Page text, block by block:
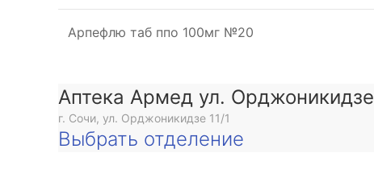
Арпефлю таб ппо 100мг №20
Аптека Армед ул. Орджоникидзе
г. Сочи, ул. Орджоникидзе 11/1
Выбрать отделение